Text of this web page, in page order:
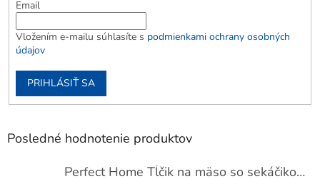
Email
Vložením e-mailu súhlasíte s podmienkami ochrany osobných
údajov
PRIHLÁSIŤ SA
Posledné hodnotenie produktov
Perfect Home Tĺčik na mäso so sekáčikom, 56893